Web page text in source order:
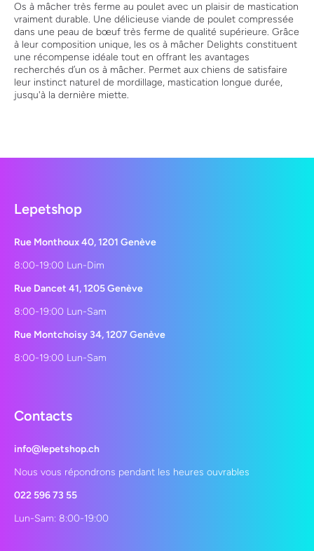
Os à mâcher très ferme au poulet avec un plaisir de mastication
vraiment durable. Une délicieuse viande de poulet compressée
dans une peau de bœuf très ferme de qualité supérieure. Grâce
à leur composition unique, les os à mâcher Delights constituent
une récompense idéale tout en offrant les avantages
recherchés d’un os à mâcher. Permet aux chiens de satisfaire
leur instinct naturel de mordillage, mastication longue durée,
jusqu'à la dernière miette.
Lepetshop
Rue Monthoux 40, 1201 Genève
8:00-19:00 Lun-Dim
Rue Dancet 41, 1205 Genève
8:00-19:00 Lun-Sam
Rue Montchoisy 34, 1207 Genève
8:00-19:00 Lun-Sam
Contacts
info@lepetshop.ch
Nous vous répondrons pendant les heures ouvrables
022 596 73 55
Lun-Sam: 8:00-19:00